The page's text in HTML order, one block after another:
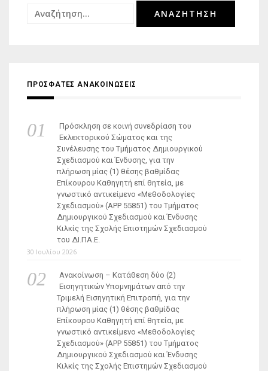
Αναζήτηση
ΠΡΟΣΦΑΤΕΣ ΑΝΑΚΟΙΝΩΣΕΙΣ
Πρόσκληση σε κοινή συνεδρίαση του
Εκλεκτορικού Σώματος και της
Συνέλευσης του Τμήματος Δημιουργικού
Σχεδιασμού και Ένδυσης, για την
πλήρωση μίας (1) θέσης βαθμίδας
Επίκουρου Καθηγητή επί θητεία, με
γνωστικό αντικείμενο «Μεθοδολογίες
Σχεδιασμού» (ΑΡΡ 55851) του Τμήματος
Δημιουργικού Σχεδιασμού και Ένδυσης
Κιλκίς της Σχολής Επιστημών Σχεδιασμού
του ΔΙ.ΠΑ.Ε.
30 Ιουλίου 2026
Ανακοίνωση – Κατάθεση δύο (2)
Εισηγητικών Υπομνημάτων από την
Τριμελή Εισηγητική Επιτροπή, για την
πλήρωση μίας (1) θέσης βαθμίδας
Επίκουρου Καθηγητή επί θητεία, με
γνωστικό αντικείμενο «Μεθοδολογίες
Σχεδιασμού» (ΑΡΡ 55851) του Τμήματος
Δημιουργικού Σχεδιασμού και Ένδυσης
Κιλκίς της Σχολής Επιστημών Σχεδιασμού